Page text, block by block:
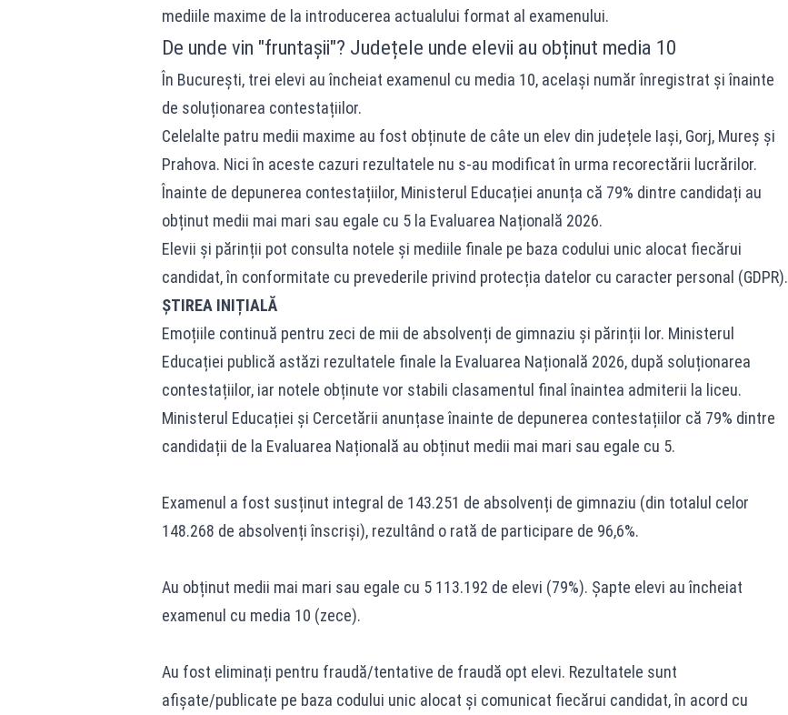
mediile maxime de la introducerea actualului format al examenului.
De unde vin "fruntașii"? Județele unde elevii au obținut media 10
În București, trei elevi au încheiat examenul cu media 10, același număr înregistrat și înainte
de soluționarea contestațiilor.
Celelalte patru medii maxime au fost obținute de câte un elev din județele Iași, Gorj, Mureș și
Prahova. Nici în aceste cazuri rezultatele nu s-au modificat în urma recorectării lucrărilor.
Înainte de depunerea contestațiilor, Ministerul Educației anunța că 79% dintre candidați au
obținut medii mai mari sau egale cu 5 la Evaluarea Națională 2026.
Elevii și părinții pot consulta notele și mediile finale pe baza codului unic alocat fiecărui
candidat, în conformitate cu prevederile privind protecția datelor cu caracter personal (GDPR).
ȘTIREA INIȚIALĂ
Emoțiile continuă pentru zeci de mii de absolvenți de gimnaziu și părinții lor. Ministerul
Educației publică astăzi rezultatele finale la Evaluarea Națională 2026, după soluționarea
contestațiilor, iar notele obținute vor stabili clasamentul final înaintea admiterii la liceu.
Ministerul Educației și Cercetării anunțase înainte de depunerea contestațiilor că 79% dintre
candidații de la Evaluarea Națională au obținut medii mai mari sau egale cu 5.
Examenul a fost susținut integral de 143.251 de absolvenți de gimnaziu (din totalul celor
148.268 de absolvenți înscriși), rezultând o rată de participare de 96,6%.
Au obținut medii mai mari sau egale cu 5 113.192 de elevi (79%). Șapte elevi au încheiat
examenul cu media 10 (zece).
Au fost eliminați pentru fraudă/tentative de fraudă opt elevi. Rezultatele sunt
afișate/publicate pe baza codului unic alocat și comunicat fiecărui candidat, în acord cu